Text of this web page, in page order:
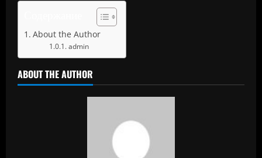
About the Author
admin
ABOUT THE AUTHOR